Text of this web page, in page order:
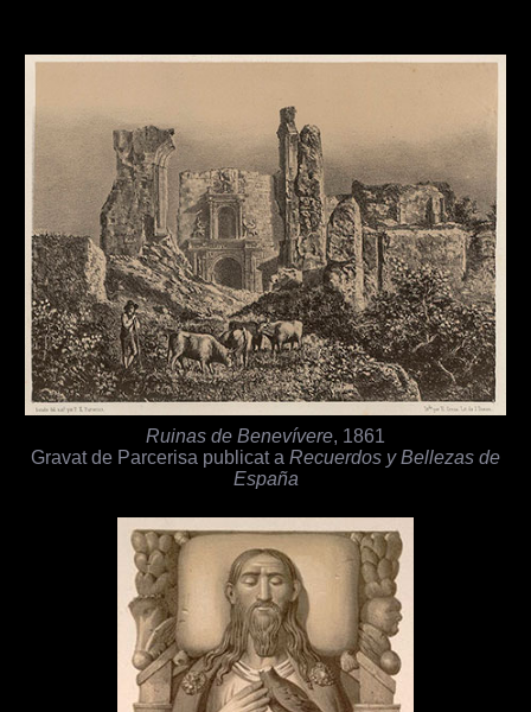
Ruinas de Benevívere, 1861
Gravat de Parcerisa publicat a Recuerdos y Bellezas de
España